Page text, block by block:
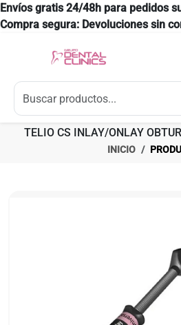
Envíos gratis 24/48h para pedidos
Compra segura: Devoluciones sin
TELIO CS INLAY/ONLAY
INICIO